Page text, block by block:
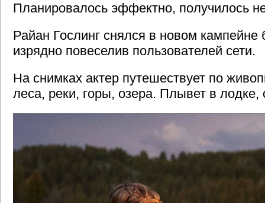
Планировалось эффектно, получилось
Райан Гослинг снялся в новом кампейне
изрядно повеселив пользователей сети.
На снимках актер путешествует по
леса, реки, горы, озера. Плывет в лодке,